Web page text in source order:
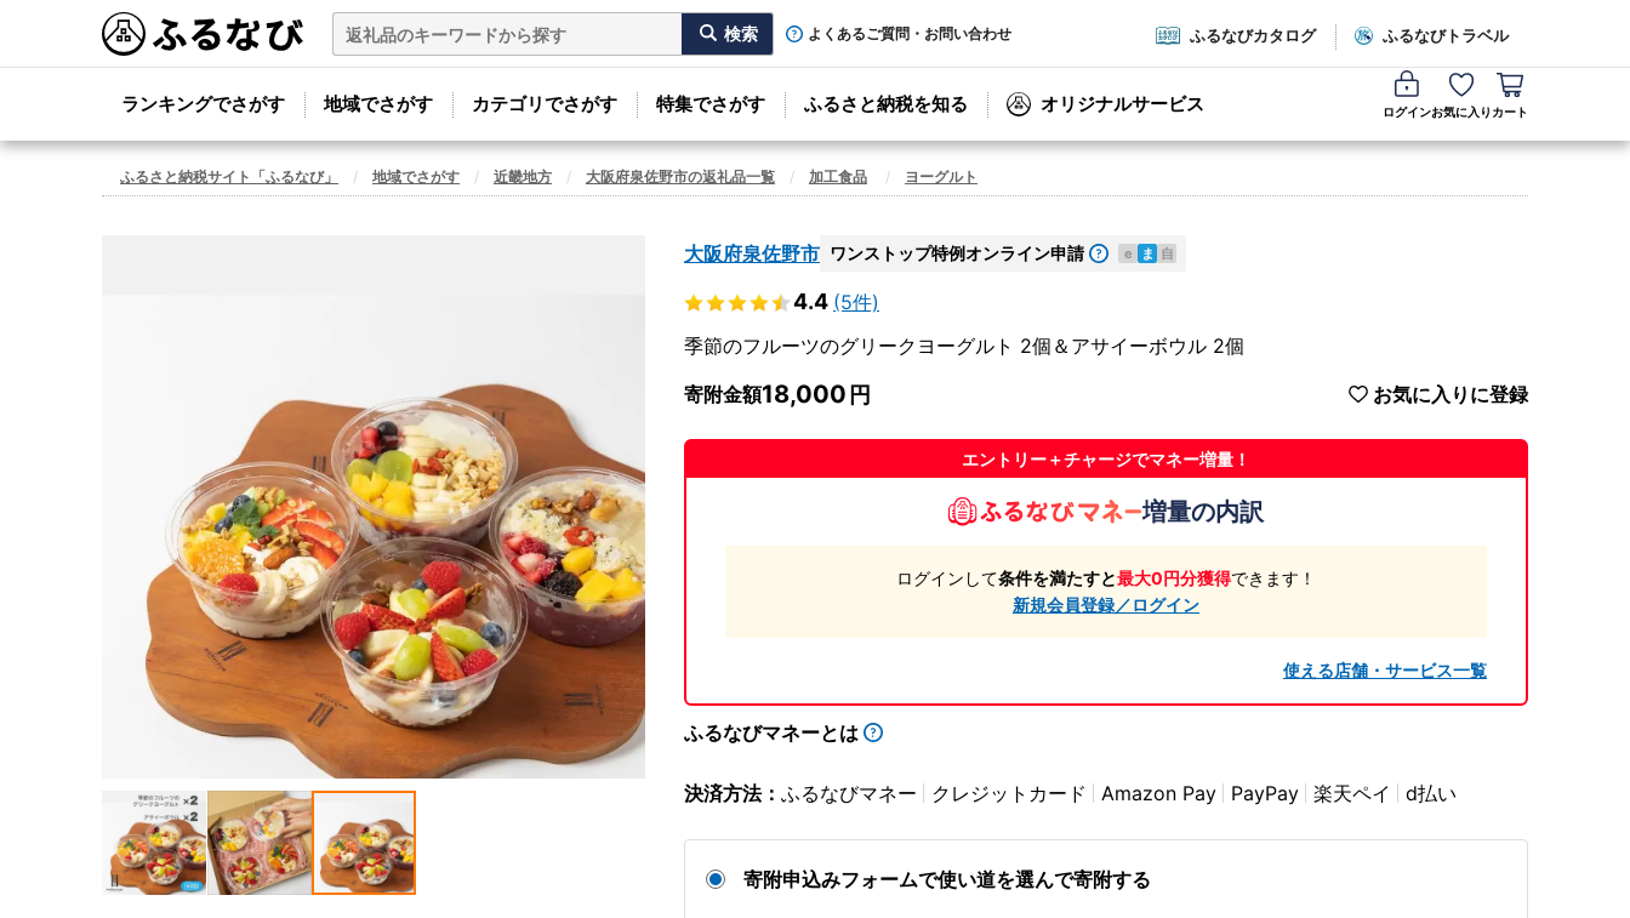
よくあるご質問・お問い合わせ ふるなびカタログ ふるなびトラベル
ランキングでさがす 地域でさがす カテゴリでさがす 特集でさがす ふるさと納税を知る オリジナルサービス ログインお気に入り カート
ふるさと納税サイト「ふるなび」 地域でさがす 近畿地方 大阪府泉佐野市の返礼品一覧 加工食品 ヨーグルト
大阪府泉佐野市 ワンストップ特例オンライン申請 e ま 自
4.4 (5件)
季節のフルーツのグリークヨーグルト 2個＆アサイーボウル 2個
寄附金額18,000 お気に入りに登録
エントリー＋チャージでマネー増量！
増量の内訳
ログインして条件を満たすと最大0円分獲得できます！
新規会員登録／ログイン
使える店舗・サービス一覧
ふるなびマネーとは
決済方法： ふるなびマネー クレジットカード Amazon Pay PayPay 楽天ペイ d払い
寄附申込みフォームで使い道を選んで寄附する